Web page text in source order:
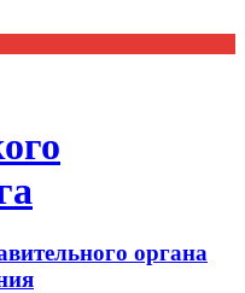
органа